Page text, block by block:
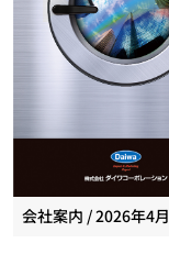
会社案内 / 2026年4月